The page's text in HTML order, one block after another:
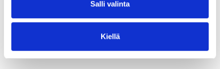
Salli valinta
Kiellä
on yksi merkittävimmistä energian kuluttajista. Energiaa
kuluu lämpönä raittiin sisäilman lämmittämiseen sekä
Lue lisää